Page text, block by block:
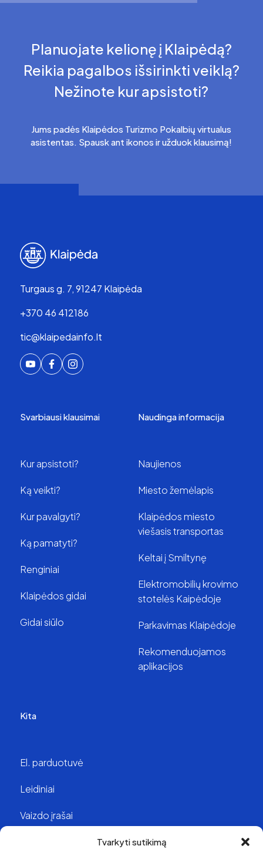
Tvarkyti sutikimą
Planuojate kelionę į Klaipėdą?
Reikia pagalbos išsirinkti veiklą?
Nežinote kur apsistoti?
Jums padės Klaipėdos Turizmo Pokalbių virtualus
asistentas. Spausk ant ikonos ir užduok klausimą!
Turgaus g. 7, 91247 Klaipėda
+370 46 412186
tic@klaipedainfo.lt
Svarbiausi klausimai
Kur apsistoti?
Ką veikti?
Kur pavalgyti?
Ką pamatyti?
Renginiai
Klaipėdos gidai
Gidai siūlo
Naudinga informacija
Naujienos
Miesto žemėlapis
Klaipėdos miesto
viešasis transportas
Keltai į Smiltynę
Elektromobilių krovimo
stotelės Kaipėdoje
Parkavimas Klaipėdoje
Rekomenduojamos
aplikacijos
Kita
El. parduotuvė
Leidiniai
Vaizdo įrašai
Struktūra ir kontaktai